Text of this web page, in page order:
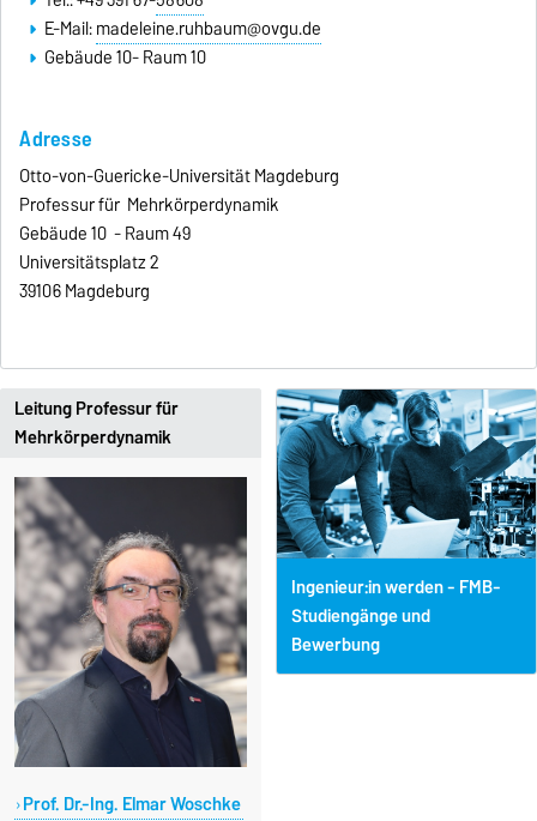
E-Mail:madeleine.ruhbaum@ovgu.de
Gebäude 10- Raum 10
Adresse
Otto-von-Guericke-Universität Magdeburg
Professur für Mehrkörperdynamik
Gebäude 10 - Raum 49
Universitätsplatz 2
39106 Magdeburg
Leitung Professur für
Mehrkörperdynamik
Prof. Dr.-Ing. Elmar Woschke
Ingenieur:in werden - FMB-
Studiengänge und
Bewerbung